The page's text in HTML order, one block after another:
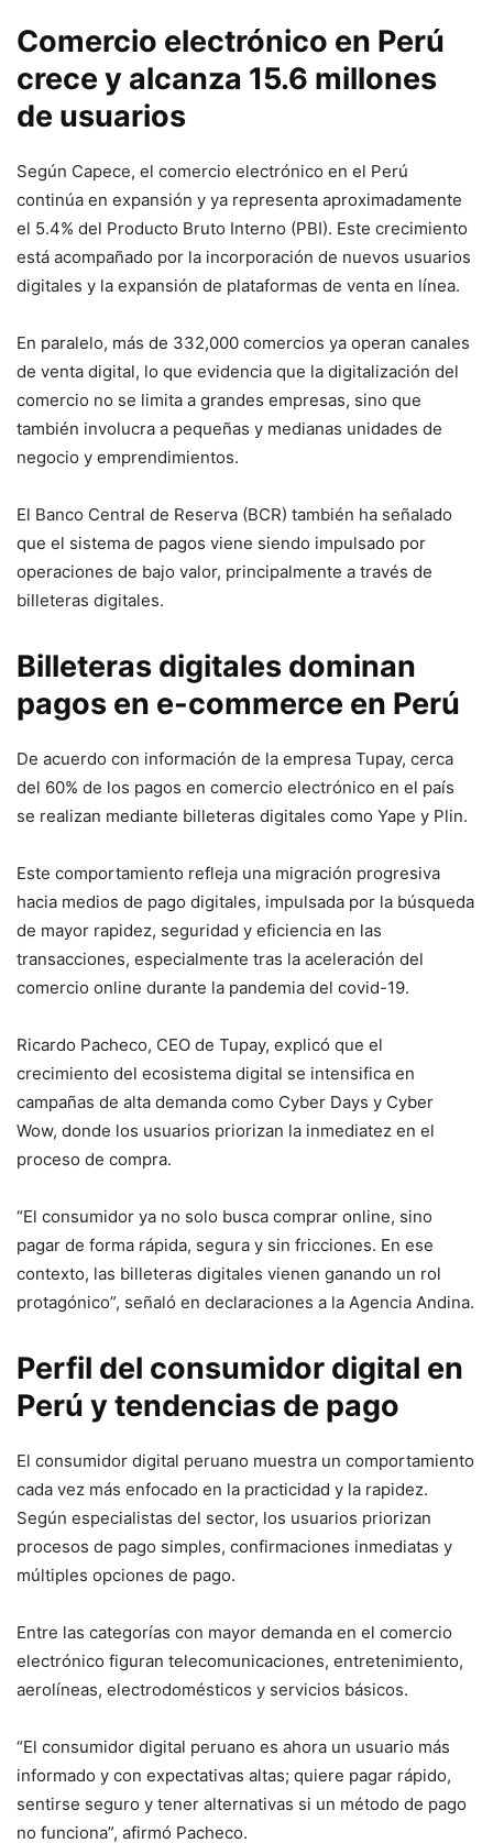
Comercio electrónico en Perú
crece y alcanza 15.6 millones
de usuarios
Según Capece, el comercio electrónico en el Perú
continúa en expansión y ya representa aproximadamente
el 5.4% del Producto Bruto Interno (PBI). Este crecimiento
está acompañado por la incorporación de nuevos usuarios
digitales y la expansión de plataformas de venta en línea.
En paralelo, más de 332,000 comercios ya operan canales
de venta digital, lo que evidencia que la digitalización del
comercio no se limita a grandes empresas, sino que
también involucra a pequeñas y medianas unidades de
negocio y emprendimientos.
El Banco Central de Reserva (BCR) también ha señalado
que el sistema de pagos viene siendo impulsado por
operaciones de bajo valor, principalmente a través de
billeteras digitales.
Billeteras digitales dominan
pagos en e-commerce en Perú
De acuerdo con información de la empresa Tupay, cerca
del 60% de los pagos en comercio electrónico en el país
se realizan mediante billeteras digitales como Yape y Plin.
Este comportamiento refleja una migración progresiva
hacia medios de pago digitales, impulsada por la búsqueda
de mayor rapidez, seguridad y eficiencia en las
transacciones, especialmente tras la aceleración del
comercio online durante la pandemia del covid-19.
Ricardo Pacheco, CEO de Tupay, explicó que el
crecimiento del ecosistema digital se intensifica en
campañas de alta demanda como Cyber Days y Cyber
Wow, donde los usuarios priorizan la inmediatez en el
proceso de compra.
“El consumidor ya no solo busca comprar online, sino
pagar de forma rápida, segura y sin fricciones. En ese
contexto, las billeteras digitales vienen ganando un rol
protagónico”, señaló en declaraciones a la Agencia Andina.
Perfil del consumidor digital en
Perú y tendencias de pago
El consumidor digital peruano muestra un comportamiento
cada vez más enfocado en la practicidad y la rapidez.
Según especialistas del sector, los usuarios priorizan
procesos de pago simples, confirmaciones inmediatas y
múltiples opciones de pago.
Entre las categorías con mayor demanda en el comercio
electrónico figuran telecomunicaciones, entretenimiento,
aerolíneas, electrodomésticos y servicios básicos.
“El consumidor digital peruano es ahora un usuario más
informado y con expectativas altas; quiere pagar rápido,
sentirse seguro y tener alternativas si un método de pago
no funciona”, afirmó Pacheco.